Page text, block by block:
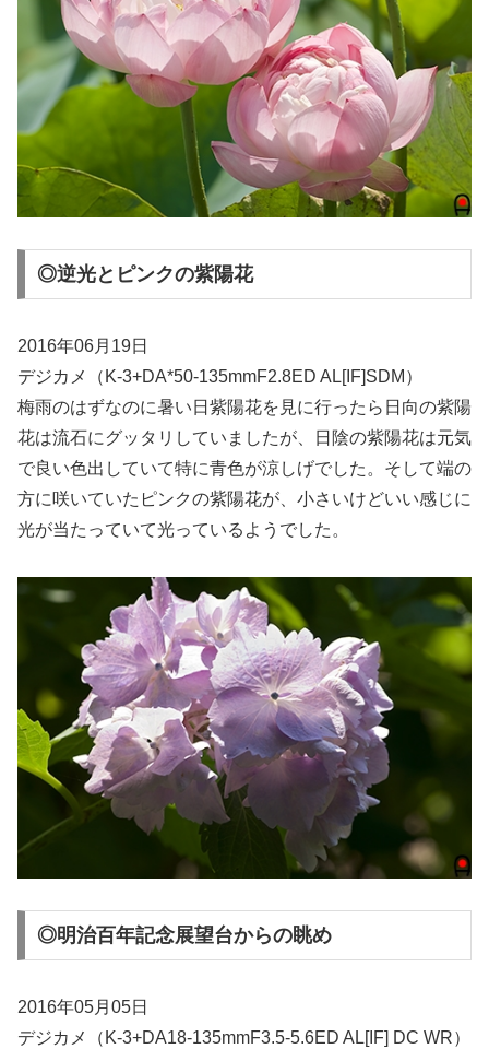
◎逆光とピンクの紫陽花
2016年06月19日
デジカメ（K-3+DA*50-135mmF2.8ED AL[IF]SDM）
梅雨のはずなのに暑い日紫陽花を見に行ったら日向の紫陽
花は流石にグッタリしていましたが、日陰の紫陽花は元気
で良い色出していて特に青色が涼しげでした。そして端の
方に咲いていたピンクの紫陽花が、小さいけどいい感じに
光が当たっていて光っているようでした。
◎明治百年記念展望台からの眺め
2016年05月05日
デジカメ（K-3+DA18-135mmF3.5-5.6ED AL[IF] DC WR）